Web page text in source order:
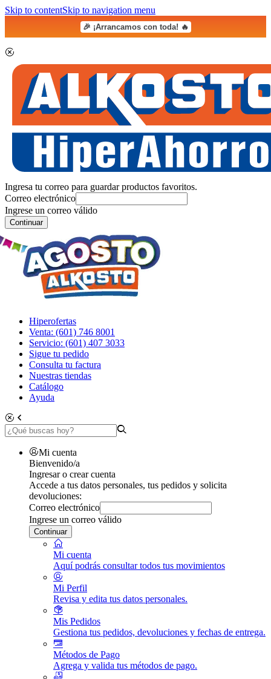
Skip to contentSkip to navigation menu
🎉 ¡Arrancamos con toda! 🔥
Ingresa tu correo para guardar productos favoritos.
Correo electrónico
Ingrese un correo válido
Continuar
Hiperofertas
Venta: (601) 746 8001
Servicio: (601) 407 3033
Sigue tu pedido
Consulta tu factura
Nuestras tiendas
Catálogo
Ayuda
Mi cuenta
Bienvenido/a
Ingresar o crear cuenta
Accede a tus datos personales, tus pedidos y solicita
devoluciones:
Correo electrónico
Ingrese un correo válido
Continuar
Mi cuenta
Aquí podrás consultar todos tus movimientos
Mi Perfil
Revisa y edita tus datos personales.
Mis Pedidos
Gestiona tus pedidos, devoluciones y fechas de entrega.
Métodos de Pago
Agrega y valida tus métodos de pago.